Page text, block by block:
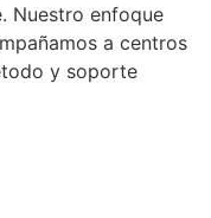
Nuestro enfoque
a centros
y soporte